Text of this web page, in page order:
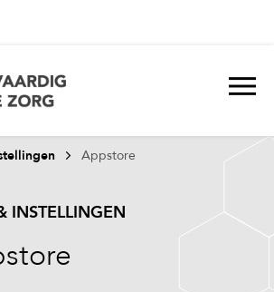
& Zorg thuis
werk
Appstore
INSTELLINGEN